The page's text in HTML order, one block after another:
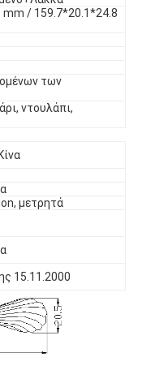
mm / 159.7*20.1*24.8
των
ντουλάπι,
μετρητά
15.11.2000